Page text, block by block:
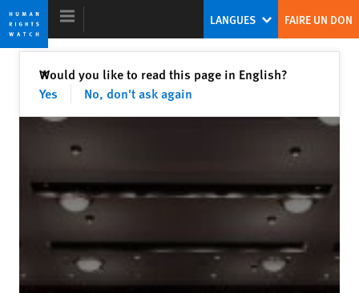
Skip
to
cookie
privacy
Skip
to
main
content
Rapport mondial 2022
Face aux autocrates sur la défensive,
les dirigeants démocrates seront-ils à
la hauteur ?
Kenneth Roth
Ex-Directeur exécutif de Human Rights Watch
LANGUES FAIRE UN DON
Would you like to read this page in English?
Yes
No, don't ask again
✕Fermer